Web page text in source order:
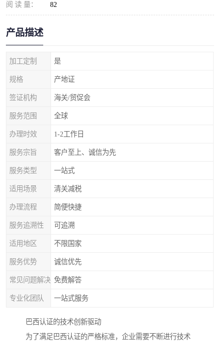
阅 读 量： 82
产品描述
加工定制 是
规格 产地证
签证机构 海关/贸促会
服务范围 全球
办理时效 1-2工作日
服务宗旨 客户至上、诚信为先
服务类型 一站式
适用场景 清关减税
办理流程 简便快捷
服务追溯性 可追溯
适用地区 不限国家
服务优势 诚信优先
常见问题解决 免费解答
专业化团队 一站式服务
巴西认证的技术创新驱动
为了满足巴西认证的严格标准，企业需要不断进行技术